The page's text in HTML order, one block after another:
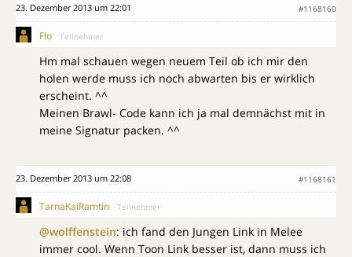
23. Dezember 2013 um 22:01 #1168160
Flo Teilnehmer
Hm mal schauen wegen neuem Teil ob ich mir den
holen werde muss ich noch abwarten bis er wirklich
erscheint. ^^
Meinen Brawl- Code kann ich ja mal demnächst mit in
meine Signatur packen. ^^
23. Dezember 2013 um 22:08 #1168161
TarnaKaiRamtin Teilnehmer
@wolffenstein: ich fand den Jungen Link in Melee
immer cool. Wenn Toon Link besser ist, dann muss ich